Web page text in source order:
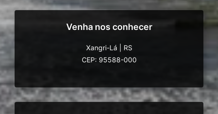
Venha nos conhecer
Xangri-Lá
RS
CEP: 95588-000